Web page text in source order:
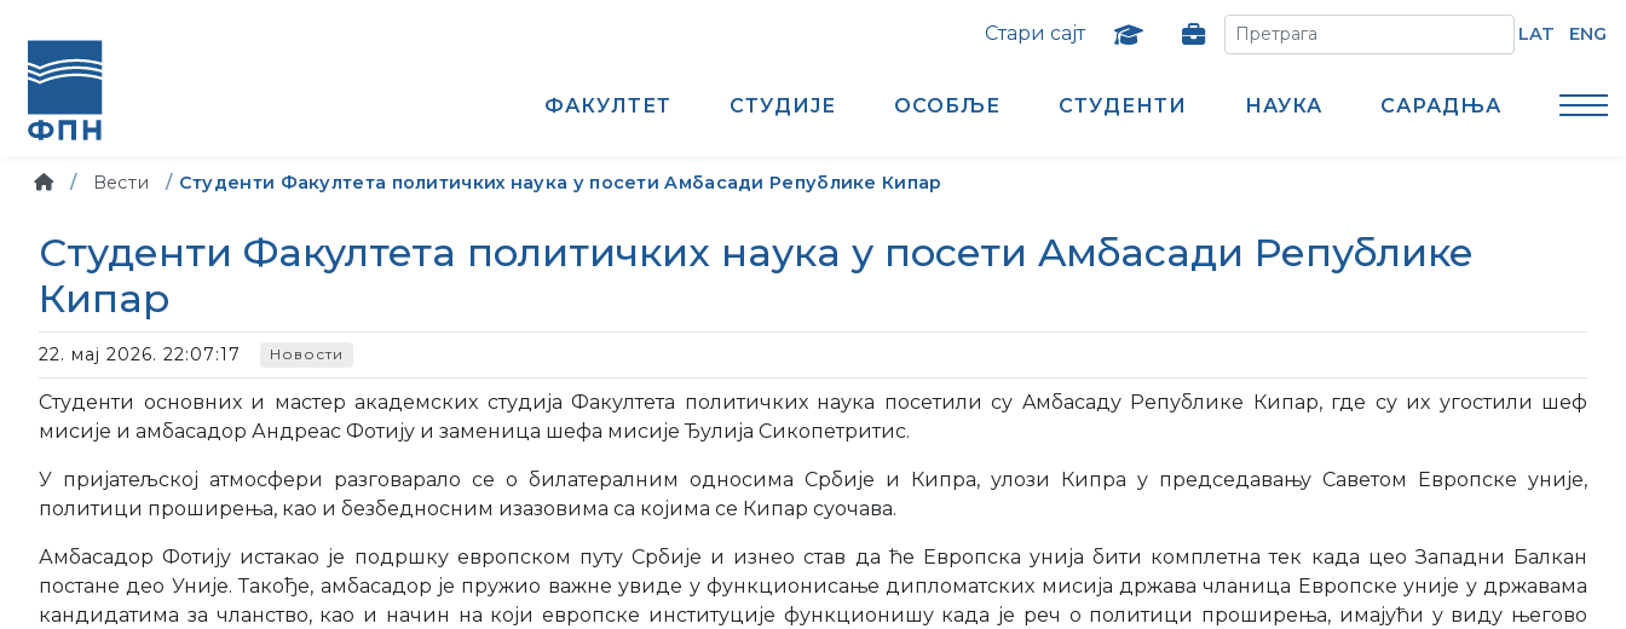
Стари сајт LAT ENG
ФАКУЛТЕТ СТУДИЈЕ ОСОБЉЕ СТУДЕНТИ НАУКА САРАДЊА
Вести Студенти Факултета политичких наука у посети Aмбасади Републике Кипар
Студенти Факултета политичких наука у посети Aмбасади Републике
Кипар
22. мај 2026. 22:07:17 Новости
Студенти основних и мастер академских студија Факултета политичких наука посетили су Aмбасаду Републике Кипар, где су их угостили шеф
мисије и амбасадор Андреас Фотију и заменица шефа мисије Ђулија Сикопетритис.
У пријатељској атмосфери разговарало се о билатералним односима Србије и Кипра, улози Кипра у председавању Саветом Европске уније,
политици проширења, као и безбедносним изазовима са којима се Кипар суочава.
Амбасадор Фотију истакао је подршку европском путу Србије и изнео став да ће Европска унија бити комплетна тек када цео Западни Балкан
постане део Уније. Такође, амбасадор је пружио важне увиде у функционисање дипломатских мисија држава чланица Европске уније у државама
кандидатима за чланство, као и начин на који европске институције функционишу када је реч о политици проширења, имајући у виду његово